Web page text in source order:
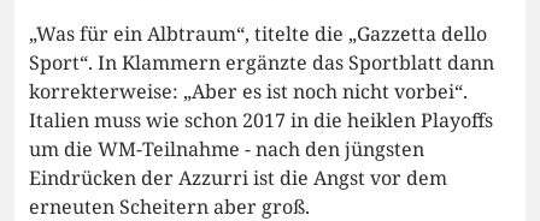
„Was für ein Albtraum“, titelte die „Gazzetta dello
Sport“. In Klammern ergänzte das Sportblatt dann
korrekterweise: „Aber es ist noch nicht vorbei“.
Italien muss wie schon 2017 in die heiklen Playoffs
um die WM-Teilnahme - nach den jüngsten
Eindrücken der Azzurri ist die Angst vor dem
erneuten Scheitern aber groß.